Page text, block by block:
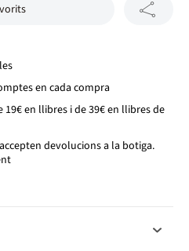
en cada compra
en llibres i de 39€ en llibres de
devolucions a la botiga.